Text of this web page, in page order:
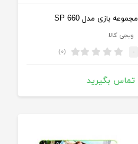
مجموعه بازی مدل SP 660
ویجی کالا
- (۰)
تماس بگیرید